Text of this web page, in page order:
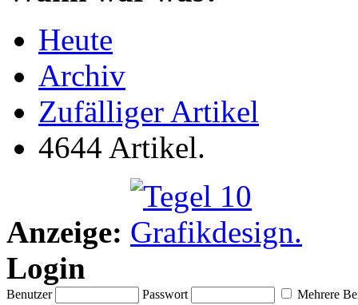
Heute
Archiv
Zufälliger Artikel
4644 Artikel.
Anzeige:
Login
Benutzer Passwort Mehrere